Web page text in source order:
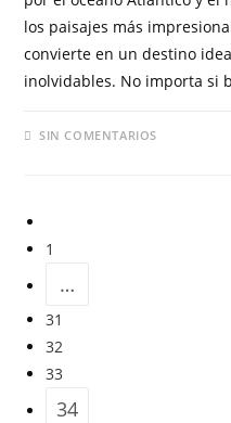
los paisajes más
convierte en un destino
inolvidables. No importa si
SIN COMENTARIOS
1
…
31
32
33
34